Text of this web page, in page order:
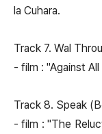
la Cuhara.
Track 7. Wal
- film : "Against
Track 8. Speak
- film : "The